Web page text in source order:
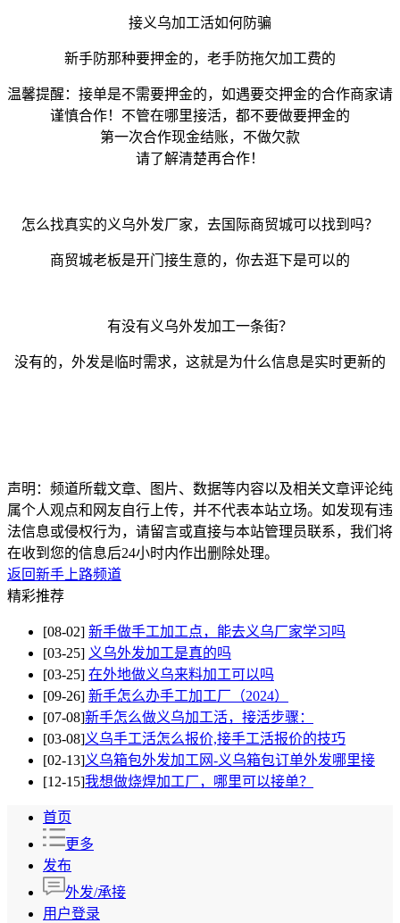
接义乌加工活如何防骗
新手防那种要押金的，老手防拖欠加工费的
温馨提醒：接单是不需要押金的，如遇要交押金的合作商家请
谨慎合作！不管在哪里接活，都不要做要押金的
第一次合作现金结账，不做欠款
请了解清楚再合作！
怎么找真实的义乌外发厂家，去国际商贸城可以找到吗？
商贸城老板是开门接生意的，你去逛下是可以的
有没有义乌外发加工一条街？
没有的，外发是临时需求，这就是为什么信息是实时更新的
声明：频道所载文章、图片、数据等内容以及相关文章评论纯
属个人观点和网友自行上传，并不代表本站立场。如发现有违
法信息或侵权行为，请留言或直接与本站管理员联系，我们将
在收到您的信息后24小时内作出删除处理。
返回新手上路频道
精彩推荐
[08-02] 新手做手工加工点，能去义乌厂家学习吗
[03-25] 义乌外发加工是真的吗
[03-25] 在外地做义乌来料加工可以吗
[09-26] 新手怎么办手工加工厂（2024）
[07-08]​新手怎么做义乌加工活，接活步骤：
[03-08]​义乌手工活怎么报价,接手工活报价的技巧
[02-13]​义乌箱包外发加工网-​义乌箱包订单外发哪里接
[12-15]​我想做烧焊加工厂，哪里可以接单？
首页
更多
发布
外发/承接
用户登录